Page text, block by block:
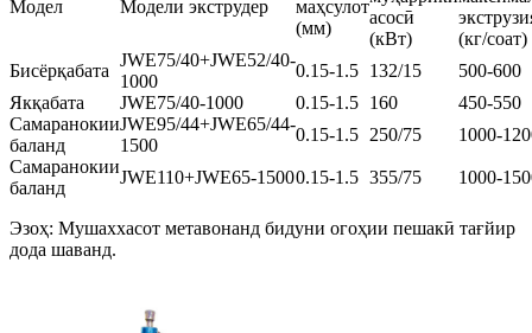
Модел Модели экструдер
маҳсулот
(мм)
асосӣ
(кВт)
(кг/соат)
Бисёрқабата
JWE75/40+JWE52/40-
1000
0.15-1.5 132/15
500-600
Якқабата
JWE75/40-1000 0.15-1.5 160
450-550
Самаранокии
баланд
JWE95/44+JWE65/44-
1500
0.15-1.5 250/75
1000-
Самаранокии
баланд
JWE110+JWE65-15000.15-1.5 355/75 1000-
Эзоҳ: Мушаххасот метавонанд бидуни огоҳии пешакӣ тағйир
дода шаванд.